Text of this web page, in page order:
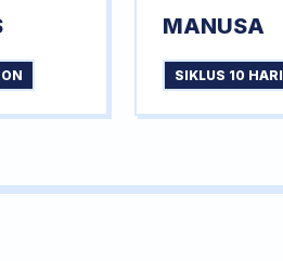
MANUSA
SIKLUS 10 HARI